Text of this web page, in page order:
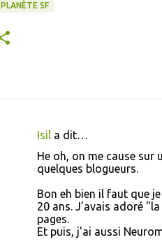
PLANÈTE SF
Isila dit…
He oh, on me cause sur
quelques blogueurs.
Bon eh bien il faut que
20 ans. J'avais adoré
pages.
Et puis, j'ai aussi